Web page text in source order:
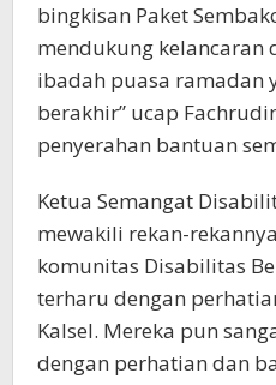
bingkisan Paket
mendukung kelancaran
ibadah puasa ramadan
berakhir” ucap
penyerahan bantuan
Ketua Semangat
mewakili rekan-
komunitas Disabilitas
terharu dengan
Kalsel. Mereka pun
dengan perhatian dan